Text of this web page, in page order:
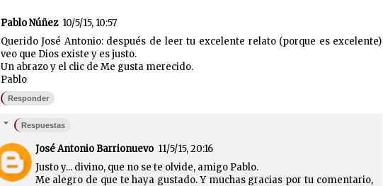
Pablo Núñez 10/5/15, 10:57
Querido José Antonio: después de leer tu excelente relato (porque es excelente)
veo que Dios existe y es justo.
Un abrazo y el clic de Me gusta merecido.
Pablo
Responder
Respuestas
José Antonio Barrionuevo 11/5/15, 20:16
Justo y... divino, que no se te olvide, amigo Pablo.
Me alegro de que te haya gustado. Y muchas gracias por tu comentario,